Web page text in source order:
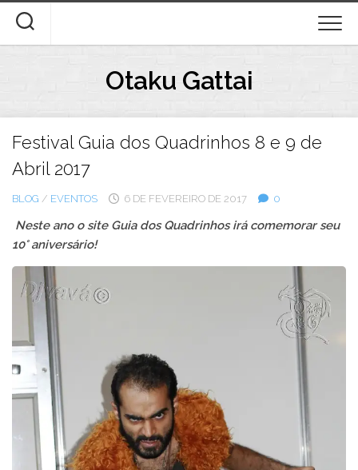
content
Otaku Gattai
Festival Guia dos Quadrinhos 8 e 9 de
Abril 2017
BLOG / EVENTOS 6 DE FEVEREIRO DE 2017 0
Neste ano o site Guia dos Quadrinhos irá comemorar seu
10° aniversário!